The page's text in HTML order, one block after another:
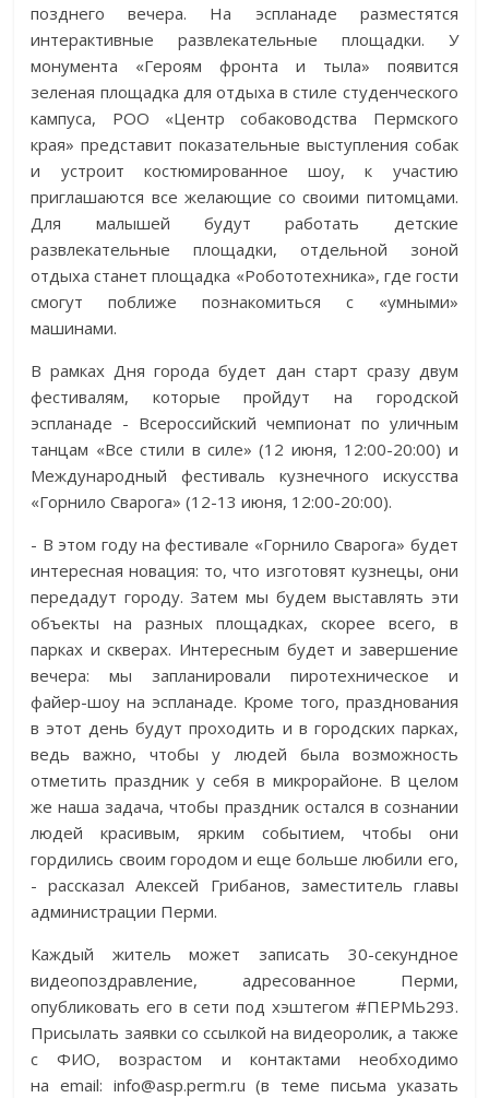
позднего вечера. На эспланаде разместятся
интерактивные развлекательные площадки. У
монумента «Героям фронта и тыла» появится
зеленая площадка для отдыха в стиле студенческого
кампуса, РОО «Центр собаководства Пермского
края» представит показательные выступления собак
и устроит костюмированное шоу, к участию
приглашаются все желающие со своими питомцами.
Для малышей будут работать детские
развлекательные площадки, отдельной зоной
отдыха станет площадка «Робототехника», где гости
смогут поближе познакомиться с «умными»
машинами.
В рамках Дня города будет дан старт сразу двум
фестивалям, которые пройдут на городской
эспланаде - Всероссийский чемпионат по уличным
танцам «Все стили в силе» (12 июня, 12:00-20:00) и
Международный фестиваль кузнечного искусства
«Горнило Сварога» (12-13 июня, 12:00-20:00).
- В этом году на фестивале «Горнило Сварога» будет
интересная новация: то, что изготовят кузнецы, они
передадут городу. Затем мы будем выставлять эти
объекты на разных площадках, скорее всего, в
парках и скверах. Интересным будет и завершение
вечера: мы запланировали пиротехническое и
файер-шоу на эспланаде. Кроме того, празднования
в этот день будут проходить и в городских парках,
ведь важно, чтобы у людей была возможность
отметить праздник у себя в микрорайоне. В целом
же наша задача, чтобы праздник остался в сознании
людей красивым, ярким событием, чтобы они
гордились своим городом и еще больше любили его,
- рассказал Алексей Грибанов, заместитель главы
администрации Перми.
Каждый житель может записать 30-секундное
видеопоздравление, адресованное Перми,
опубликовать его в сети под хэштегом #ПЕРМЬ293.
Присылать заявки со ссылкой на видеоролик, а также
с ФИО, возрастом и контактами необходимо
на email: info@asp.perm.ru (в теме письма указать